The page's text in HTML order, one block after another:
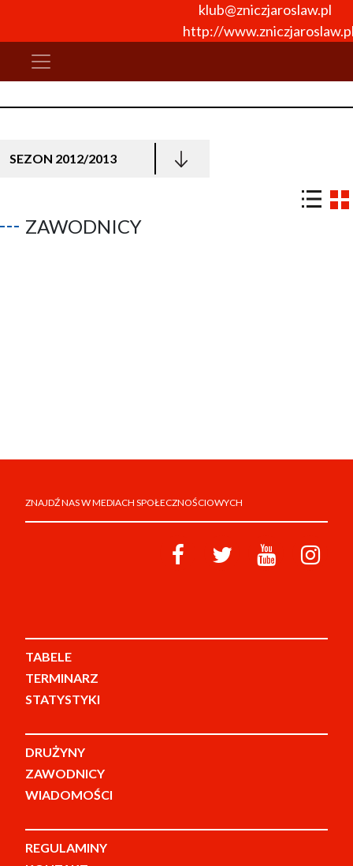
klub@zniczjaroslaw.pl
http://
SEZON 2012/2013
ZAWODNICY
ZNAJDŹ NAS W MEDIACH SPOŁECZNOŚCIOWYCH
TABELE
TERMINARZ
STATYSTYKI
DRUŻYNY
ZAWODNICY
WIADOMOŚCI
REGULAMINY